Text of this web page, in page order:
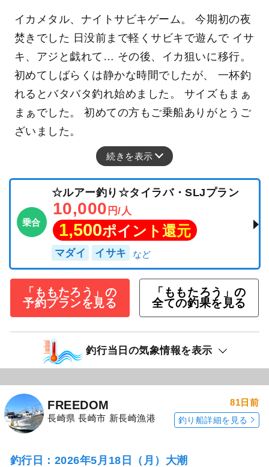
イカメタル、ナイトサビキゲーム。 今期初の夜
焚きでした 日没前まで軽くサビキで遊んで イサ
キ、アジと戯れて… その後、イカ狙いに移行。
初めてしばらくは静かな時間でしたが、 一杯釣
れるとバタバタ釣れ始めました。 サイズもまぁ
まぁでした。 初めての方もご乗船ありがとうご
ざいました。
続きを表示
乗合
☆ルアー釣り☆タイラバ・SLJプラン
10,000 円/人
1,500ポイント還元
マダイ イサキ
「ももたろう」の
予約プランを見る
「ももたろう」の
全ての釣果を見る
釣行当日の気象情報を表示
FREEDOM
長崎県 長崎市 新長崎漁港
81日前
釣り船詳細を見る
釣行日：2026年5月18日（月）大潮